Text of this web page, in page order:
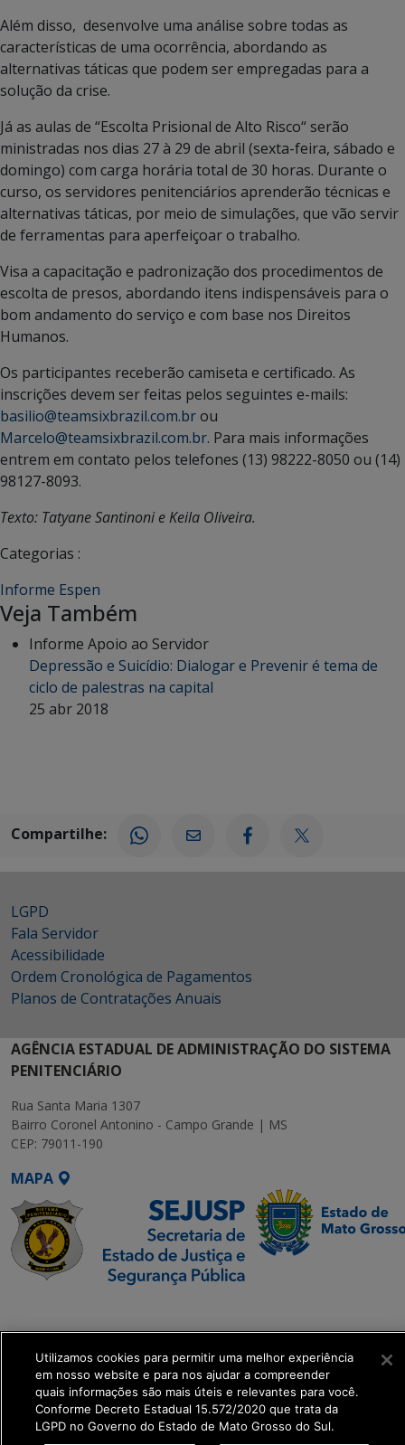
Além disso, desenvolve uma análise sobre todas as
características de uma ocorrência, abordando as
alternativas táticas que podem ser empregadas para a
solução da crise.
Já as aulas de “Escolta Prisional de Alto Risco“ serão
ministradas nos dias 27 à 29 de abril (sexta-feira, sábado e
domingo) com carga horária total de 30 horas. Durante o
curso, os servidores penitenciários aprenderão técnicas e
alternativas táticas, por meio de simulações, que vão servir
de ferramentas para aperfeiçoar o trabalho.
Visa a capacitação e padronização dos procedimentos de
escolta de presos, abordando itens indispensáveis para o
bom andamento do serviço e com base nos Direitos
Humanos.
Os participantes receberão camiseta e certificado. As
inscrições devem ser feitas pelos seguintes e-mails:
basilio@teamsixbrazil.com.brou
Marcelo@teamsixbrazil.com.br. Para mais informações
entrem em contato pelos telefones (13) 98222-8050 ou (14)
98127-8093.
Texto: Tatyane Santinoni e Keila Oliveira.
Categorias :
Informe Espen
Veja Também
Informe Apoio ao Servidor
Depressão e Suicídio: Dialogar e Prevenir é tema de
ciclo de palestras na capital
25 abr 2018
Compartilhe:
LGPD
Fala Servidor
Acessibilidade
Ordem Cronológica de Pagamentos
Planos de Contratações Anuais
AGÊNCIA ESTADUAL DE ADMINISTRAÇÃO DO SISTEMA
PENITENCIÁRIO
Rua Santa Maria 1307
Bairro Coronel Antonino - Campo Grande | MS
CEP: 79011-190
MAPA
Executiva de
Transformação Digital
get_footer();
Utilizamos cookies para permitir uma melhor experiência
em nosso website e para nos ajudar a compreender
quais informações são mais úteis e relevantes para você.
Conforme Decreto Estadual 15.572/2020 que trata da
LGPD no Governo do Estado de Mato Grosso do Sul.